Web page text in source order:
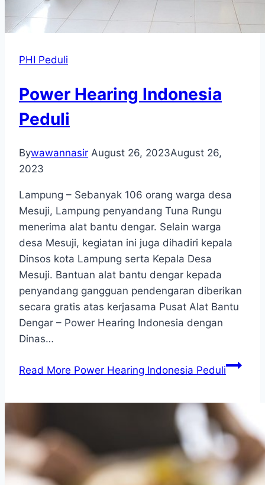
PHI Peduli
Power Hearing Indonesia
Peduli
Bywawannasir August 26, 2023August 26,
2023
Lampung – Sebanyak 106 orang warga desa
Mesuji, Lampung penyandang Tuna Rungu
menerima alat bantu dengar. Selain warga
desa Mesuji, kegiatan ini juga dihadiri kepala
Dinsos kota Lampung serta Kepala Desa
Mesuji. Bantuan alat bantu dengar kepada
penyandang gangguan pendengaran diberikan
secara gratis atas kerjasama Pusat Alat Bantu
Dengar – Power Hearing Indonesia dengan
Dinas…
Read More Power Hearing Indonesia Peduli